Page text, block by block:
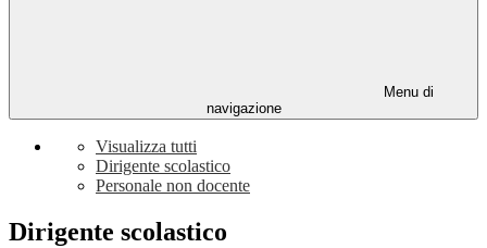
Menu di
navigazione
Visualizza tutti
Dirigente scolastico
Personale non docente
Dirigente scolastico